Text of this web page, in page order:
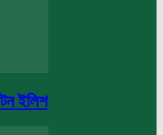
ইলিশ